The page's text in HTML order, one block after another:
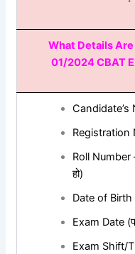
What Details
01/2024 CBAT
Candidate’s
Registration
Roll Number
हो)
Date of Birth
Exam Date (
Exam Shift/